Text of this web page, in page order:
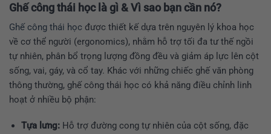
Ghế công thái học là gì & Vì sao bạn cần nó?
Ghế công thái học được thiết kế dựa trên nguyên lý khoa học
về cơ thể người (ergonomics), nhằm hỗ trợ tối đa tư thế ngồi
tự nhiên, phân bổ trọng lượng đồng đều và giảm áp lực lên cột
sống, vai, gáy, và cổ tay. Khác với những chiếc ghế văn phòng
thông thường, ghế công thái học có khả năng điều chỉnh linh
hoạt ở nhiều bộ phận:
Tựa lưng:Hỗ trợ đường cong tự nhiên của cột sống, đặc